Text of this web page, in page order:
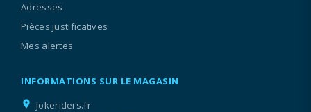
Adresses
Pièces justificatives
Mes alertes
INFORMATIONS SUR LE MAGASIN
location_on
Jokeriders.fr